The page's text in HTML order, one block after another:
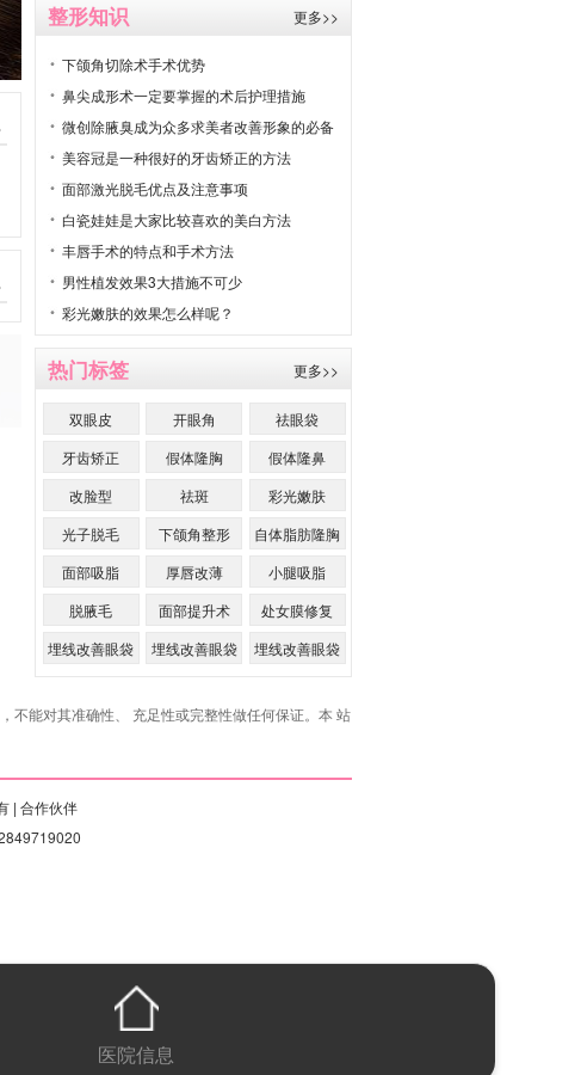
整形知识 更多>>
下颌角切除术手术优势
鼻尖成形术一定要掌握的术后护理措施
微创除腋臭成为众多求美者改善形象的必备
美容冠是一种很好的牙齿矫正的方法
面部激光脱毛优点及注意事项
白瓷娃娃是大家比较喜欢的美白方法
丰唇手术的特点和手术方法
男性植发效果3大措施不可少
彩光嫩肤的效果怎么样呢？
热门标签 更多>>
双眼皮 开眼角
祛眼袋
牙齿矫正
假体隆胸
假体隆鼻
改脸型
祛斑
彩光嫩肤
光子脱毛
下颌角整形
自体脂肪隆胸
面部吸脂
厚唇改薄
小腿吸脂
脱腋毛
面部提升术
处女膜修复
埋线改善眼袋
埋线改善眼袋
埋线改善眼袋
不能对其准确性、 充足性或完整性做任何保证。本 站
| 合作伙伴
医院信息